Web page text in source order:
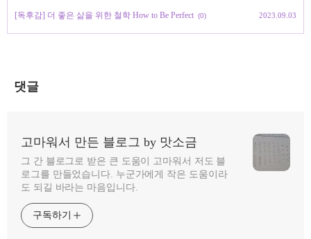
[독후감] 더 좋은 삶을 위한 철학 How to Be Perfect (0) 2023.09.03
댓글
고마워서 만든 블로그 by 맛소금
그 간 블로그로 받은 큰 도움이 고마워서 저도 블
로그를 만들었습니다. 누군가에게 작은 도움이라
도 되길 바라는 마음입니다.
구독하기